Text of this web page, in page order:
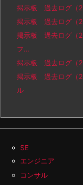
掲示板 過去ログ（
掲示板 過去ログ（
掲示板 過去ログ（
フ…
掲示板 過去ログ（
掲示板 過去ログ（
ル
SE
エンジニア
コンサル